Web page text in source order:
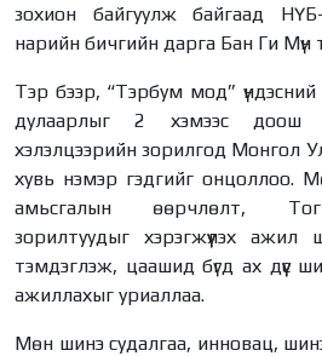
зохион байгуулж байгаад
нарийн бичгийн дарга Бан Ги Мүн
Тэр бээр, “Тэрбум мод”
дулаарлыг 2 хэмээс доош
хэлэлцээрийн зорилгод Монгол
хувь нэмэр гэдгийг онцоллоо.
амьсгалын өөрчлөлт,
зорилтуудыг хэрэгжүүлэх ажил
тэмдэглэж, цаашид бүгд ах дүүс
ажиллахыг уриаллаа.
Мөн шинэ судалгаа, инновац,